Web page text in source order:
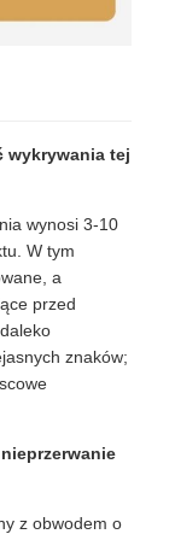
wykrywania tej
wynosi 3-10
W tym
a
przed
znaków;
z obwodem o